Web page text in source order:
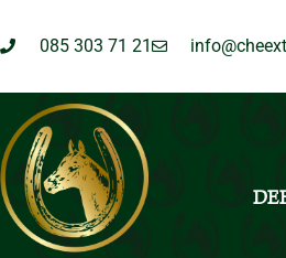
085 303 71 21